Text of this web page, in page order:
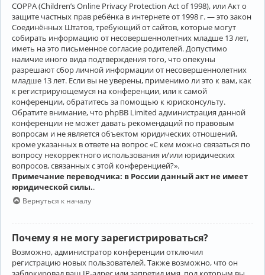
COPPA (Children’s Online Privacy Protection Act of 1998), или Акт о
защите частных прав ребёнка в интернете от 1998 г. — это закон
Соединённых Штатов, требующий от сайтов, которые могут
собирать информацию от несовершеннолетних младше 13 лет,
иметь на это письменное согласие родителей. Допустимо
наличие иного вида подтверждения того, что опекуны
разрешают сбор личной информации от несовершеннолетних
младше 13 лет. Если вы не уверены, применимо ли это к вам, как
к регистрирующемуся на конференции, или к самой
конференции, обратитесь за помощью к юрисконсульту.
Обратите внимание, что phpBB Limited администрация данной
конференции не может давать рекомендаций по правовым
вопросам и не является объектом юридических отношений,
кроме указанных в ответе на вопрос «С кем можно связаться по
вопросу некорректного использования и/или юридических
вопросов, связанных с этой конференцией?».
Примечание переводчика: в России данный акт не имеет
юридической силы..
Вернуться к началу
Почему я не могу зарегистрироваться?
Возможно, администратор конференции отключил
регистрацию новых пользователей. Также возможно, что он